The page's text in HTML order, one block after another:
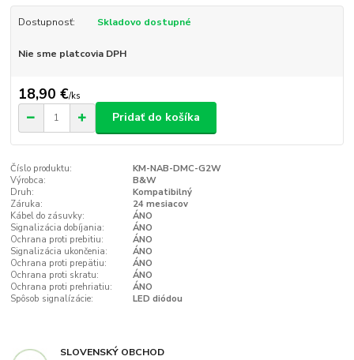
Dostupnosť: Skladovo dostupné
Nie sme platcovia DPH
18,90 €/ks
Pridať do košíka
Číslo produktu:
KM-NAB-DMC-G2W
Výrobca:
B&W
Druh:
Kompatibilný
Záruka:
24 mesiacov
Kábel do zásuvky:
ÁNO
Signalizácia dobíjania:
ÁNO
Ochrana proti prebitiu:
ÁNO
Signalizácia ukončenia:
ÁNO
Ochrana proti prepätiu:
ÁNO
Ochrana proti skratu:
ÁNO
Ochrana proti prehriatiu:
ÁNO
Spôsob signalízácie:
LED diódou
SLOVENSKÝ OBCHOD